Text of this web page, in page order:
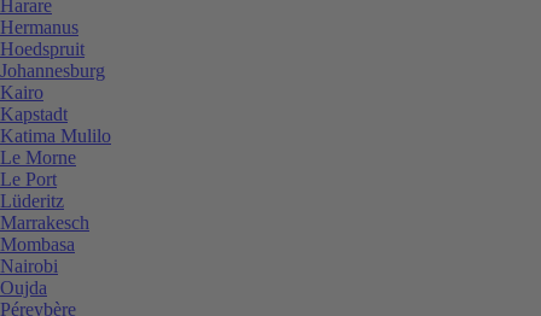
Harare
Hermanus
Hoedspruit
Johannesburg
Kairo
Kapstadt
Katima Mulilo
Le Morne
Le Port
Lüderitz
Marrakesch
Mombasa
Nairobi
Oujda
Péreybère